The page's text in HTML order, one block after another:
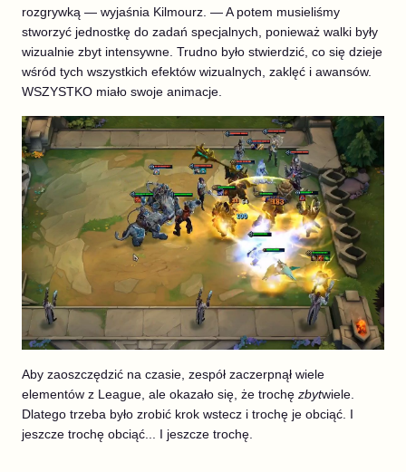
rozgrywką — wyjaśnia Kilmourz. — A potem musieliśmy
stworzyć jednostkę do zadań specjalnych, ponieważ walki były
wizualnie zbyt intensywne. Trudno było stwierdzić, co się dzieje
wśród tych wszystkich efektów wizualnych, zaklęć i awansów.
WSZYSTKO miało swoje animacje.
Aby zaoszczędzić na czasie, zespół zaczerpnął wiele
elementów z League, ale okazało się, że trochę zbytwiele.
Dlatego trzeba było zrobić krok wstecz i trochę je obciąć. I
jeszcze trochę obciąć... I jeszcze trochę.